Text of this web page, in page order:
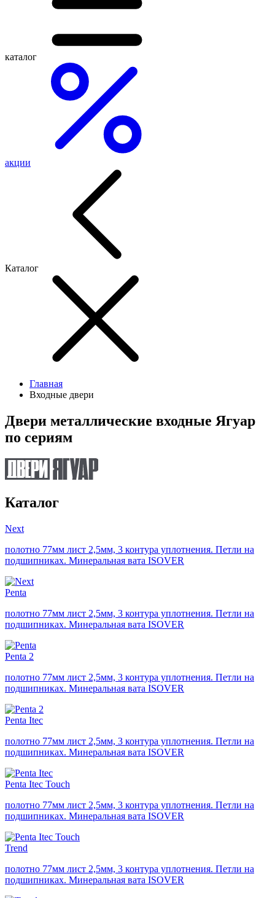
каталог
акции
Каталог
Главная
Входные двери
Двери металлические входные Ягуар
по сериям
Каталог
Next
полотно 77мм лист 2,5мм, 3 контура уплотнения. Петли на
подшипниках. Минеральная вата ISOVER
Penta
полотно 77мм лист 2,5мм, 3 контура уплотнения. Петли на
подшипниках. Минеральная вата ISOVER
Penta 2
полотно 77мм лист 2,5мм, 3 контура уплотнения. Петли на
подшипниках. Минеральная вата ISOVER
Penta Itec
полотно 77мм лист 2,5мм, 3 контура уплотнения. Петли на
подшипниках. Минеральная вата ISOVER
Penta Itec Touch
полотно 77мм лист 2,5мм, 3 контура уплотнения. Петли на
подшипниках. Минеральная вата ISOVER
Trend
полотно 77мм лист 2,5мм, 3 контура уплотнения. Петли на
подшипниках. Минеральная вата ISOVER